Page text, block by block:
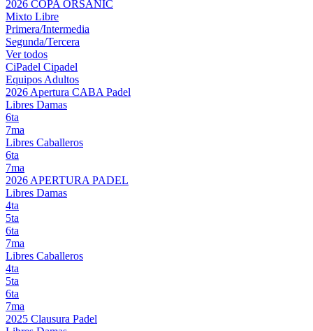
2026 COPA ORSANIC
Mixto Libre
Primera/Intermedia
Segunda/Tercera
Ver todos
CiPadel Cipadel
Equipos Adultos
2026 Apertura CABA Padel
Libres Damas
6ta
7ma
Libres Caballeros
6ta
7ma
2026 APERTURA PADEL
Libres Damas
4ta
5ta
6ta
7ma
Libres Caballeros
4ta
5ta
6ta
7ma
2025 Clausura Padel